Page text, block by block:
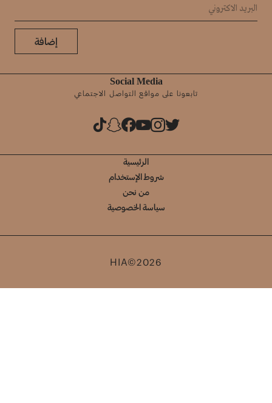
إضافة
Social Media
تابعونا على مواقع التواصل الاجتماعي
الرئيسية
شروط الإستخدام
من نحن
سياسة الخصوصية
HIA©2026